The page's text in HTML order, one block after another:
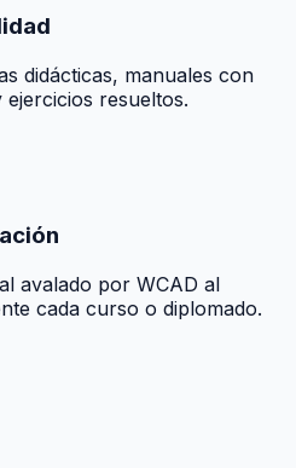
didácticas, manuales con
resueltos.
avalado por WCAD al
cada curso o diplomado.